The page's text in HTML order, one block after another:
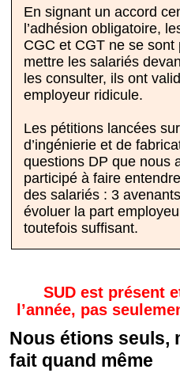
En signant un accord
l’adhésion obligatoire,
CGC et CGT ne se sont
mettre les salariés
les consulter, ils ont
employeur ridicule.
Les pétitions lancées
d’ingénierie et de
questions DP que nous
participé à faire
des salariés : 3
évoluer la part
toutefois suffisant.
SUD est présent
l’année, pas
Nous étions seuls,
fait quand même